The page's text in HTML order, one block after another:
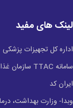
لینک های مفید
اداره کل تجهیزات پزشکی
سامانه TTAC سازمان غذا و دارو
ایران کد
وبدا- وزارت بهداشت،